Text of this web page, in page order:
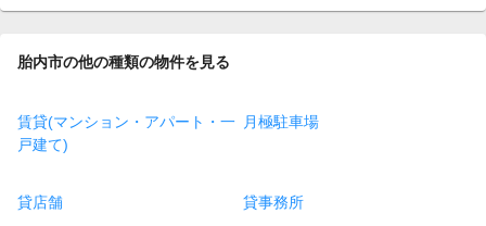
胎内市の他の種類の物件を見る
賃貸(マンション・アパート・一
戸建て)
月極駐車場
貸店舗 貸事務所